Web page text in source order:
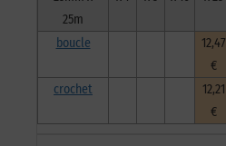
25m
boucle
12,47
€
crochet
12,21
€